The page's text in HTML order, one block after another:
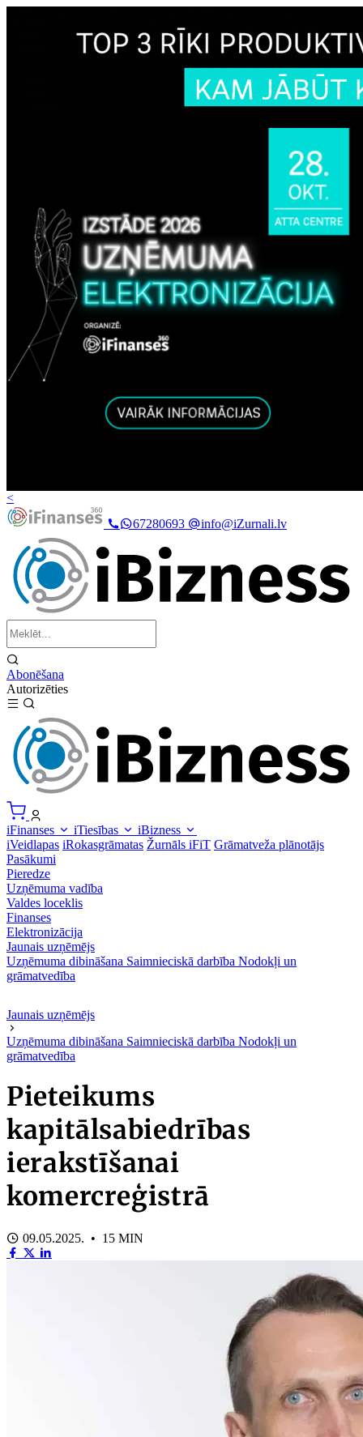
<
67280693
info@iZurnali.lv
Abonēšana
Autorizēties
iFinanses iTiesības
iBizness
iVeidlapas iRokasgrāmatas Žurnāls iFiT Grāmatveža plānotājs
Pasākumi
Pieredze
Uzņēmuma vadība
Valdes loceklis
Finanses
Elektronizācija
Jaunais uzņēmējs
Uzņēmuma dibināšana Saimnieciskā darbība Nodokļi un
grāmatvedība
Jaunais uzņēmējs
Uzņēmuma dibināšana Saimnieciskā darbība Nodokļi un
grāmatvedība
Pieteikums
kapitālsabiedrības
ierakstīšanai
komercreģistrā
09.05.2025. • 15 MIN